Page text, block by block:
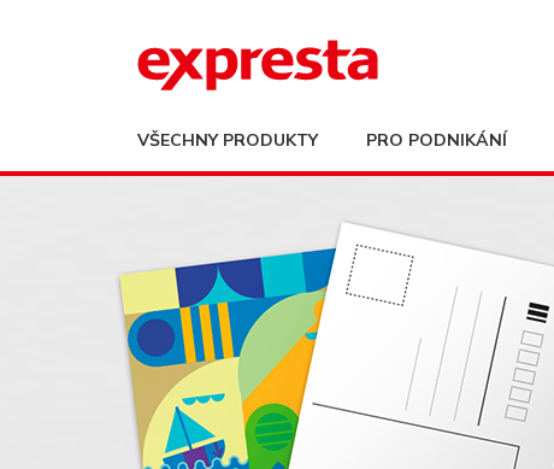
VŠECHNY PRODUKTY PRO PODNIKÁNÍ